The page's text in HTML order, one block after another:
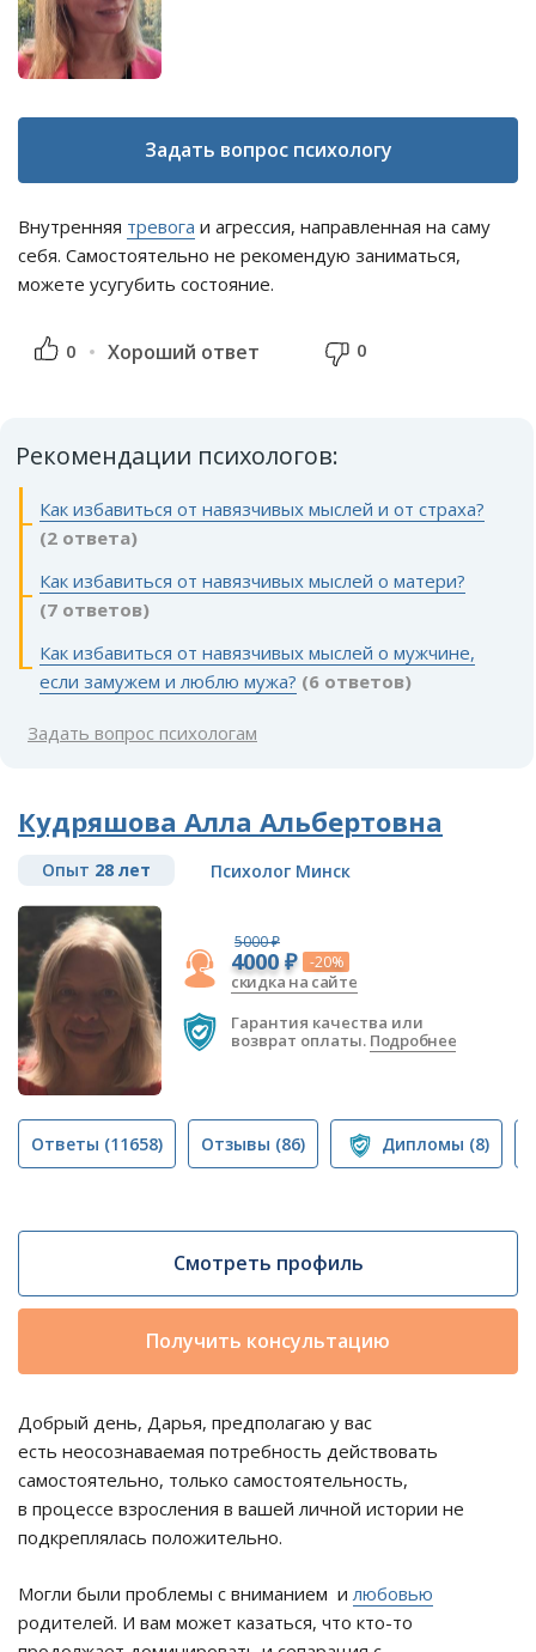
Задать вопрос психологу
Внутренняя тревога и агрессия, направленная на саму
себя. Самостоятельно не рекомендую заниматься,
можете усугубить состояние.
0 Хороший ответ 0
Рекомендации психологов:
Как избавиться от навязчивых мыслей и от страха?
(2 ответа)
Как избавиться от навязчивых мыслей о матери?
(7 ответов)
Как избавиться от навязчивых мыслей о мужчине,
если замужем и люблю мужа? (6 ответов)
Задать вопрос психологам
Кудряшова Алла Альбертовна
Опыт 28 лет Психолог Минск
5000 ₽
4000 ₽ -20%
скидка на сайте
Гарантия качества или
возврат оплаты. Подробнее
Ответы (11658) Отзывы (86) Дипломы (8)
Смотреть профиль
Получить консультацию
Добрый день, Дарья, предполагаю у вас
есть неосознаваемая потребность действовать
самостоятельно, только самостоятельность,
в процессе взросления в вашей личной истории не
подкреплялась положительно.
Могли были проблемы с вниманием илюбовью
родителей. И вам может казаться, что кто-то